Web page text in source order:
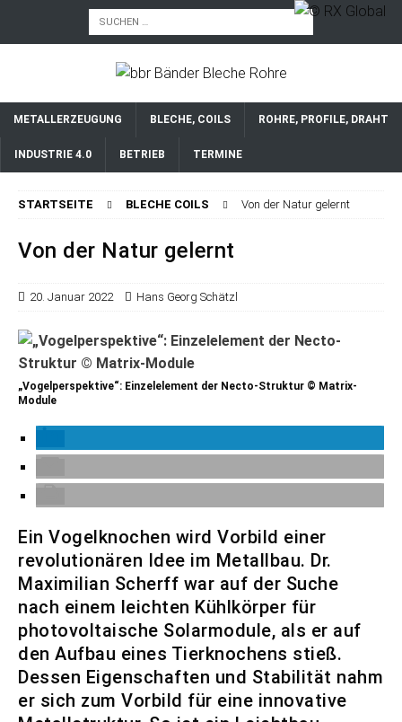
METALLERZEUGUNG BLECHE, COILS ROHRE, PROFILE, DRAHT
INDUSTRIE 4.0 BETRIEB TERMINE
STARTSEITE BLECHE COILS Von der Natur gelernt
Von der Natur gelernt
20. Januar 2022 Hans Georg Schätzl
„Vogelperspektive“: Einzelelement der Necto-Struktur © Matrix-
Module
Ein Vogelknochen wird Vorbild einer
revolutionären Idee im Metallbau. Dr.
Maximilian Scherff war auf der Suche
nach einem leichten Kühlkörper für
photovoltaische Solarmodule, als er auf
den Aufbau eines Tierknochens stieß.
Dessen Eigenschaften und Stabilität nahm
er sich zum Vorbild für eine innovative